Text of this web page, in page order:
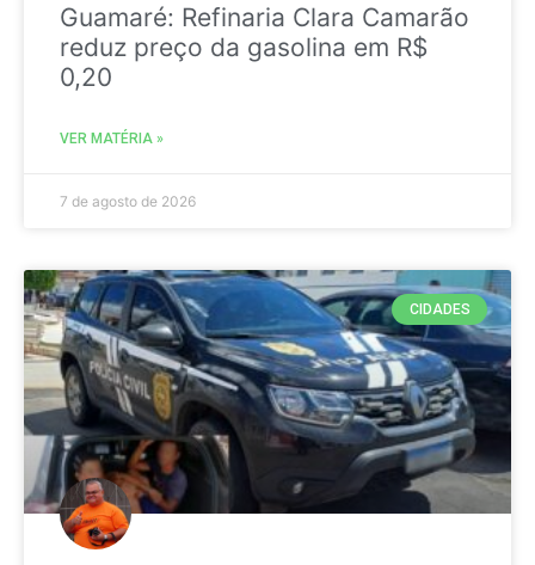
Guamaré: Refinaria Clara Camarão
reduz preço da gasolina em R$
0,20
VER MATÉRIA »
7 de agosto de 2026
CIDADES